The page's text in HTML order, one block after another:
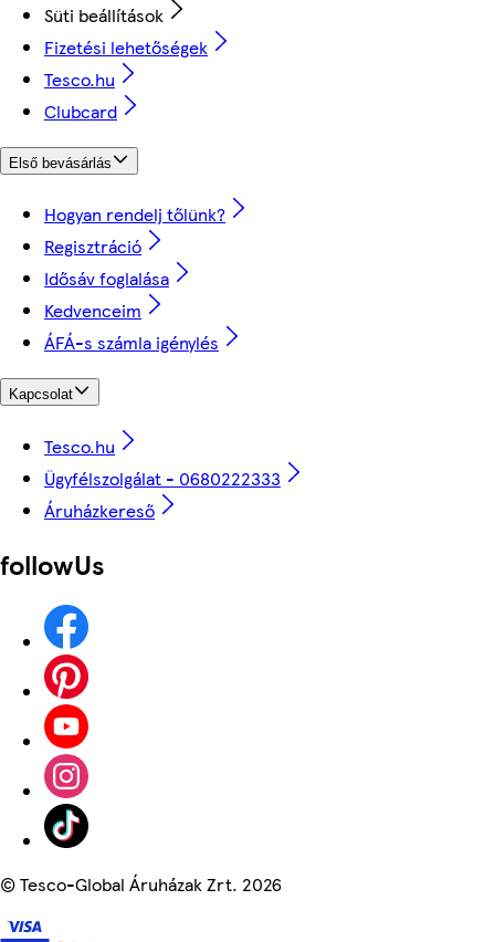
Süti beállítások
Fizetési lehetőségek
Tesco.hu
Clubcard
Első bevásárlás
Hogyan rendelj tőlünk?
Regisztráció
Idősáv foglalása
Kedvenceim
ÁFÁ-s számla igénylés
Kapcsolat
Tesco.hu
Ügyfélszolgálat - 0680222333
Áruházkereső
followUs
©Tesco-Global Áruházak Zrt. 2026